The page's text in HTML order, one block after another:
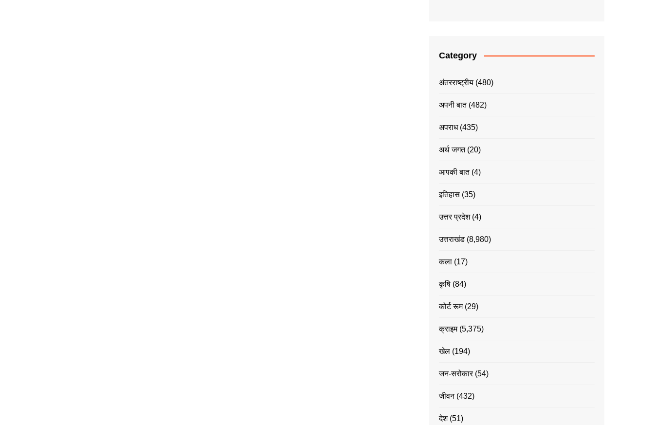
Category
अंतरराष्ट्रीय (480)
अपनी बात(482)
अपराध(435)
अर्थ जगत(20)
आपकी बात(4)
इतिहास (35)
उत्तर प्रदेश(4)
उत्तराखंड (8,980)
कला (17)
कृषि (84)
कोर्ट रूम(29)
क्राइम(5,375)
खेल (194)
जन-सरोकार(54)
जीवन(432)
देश(51)